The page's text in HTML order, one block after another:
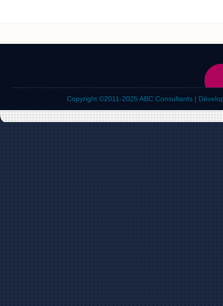
Copyright ©2011-2025ABC Consultants |